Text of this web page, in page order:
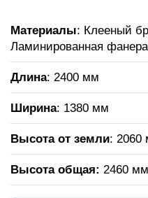
Материалы: Клееный
Ламинированная
Длина: 2400 мм
Ширина: 1380 мм
Высота от земли: 2060
Высота общая: 2460 мм